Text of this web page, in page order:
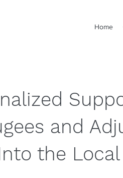
Home
and
the